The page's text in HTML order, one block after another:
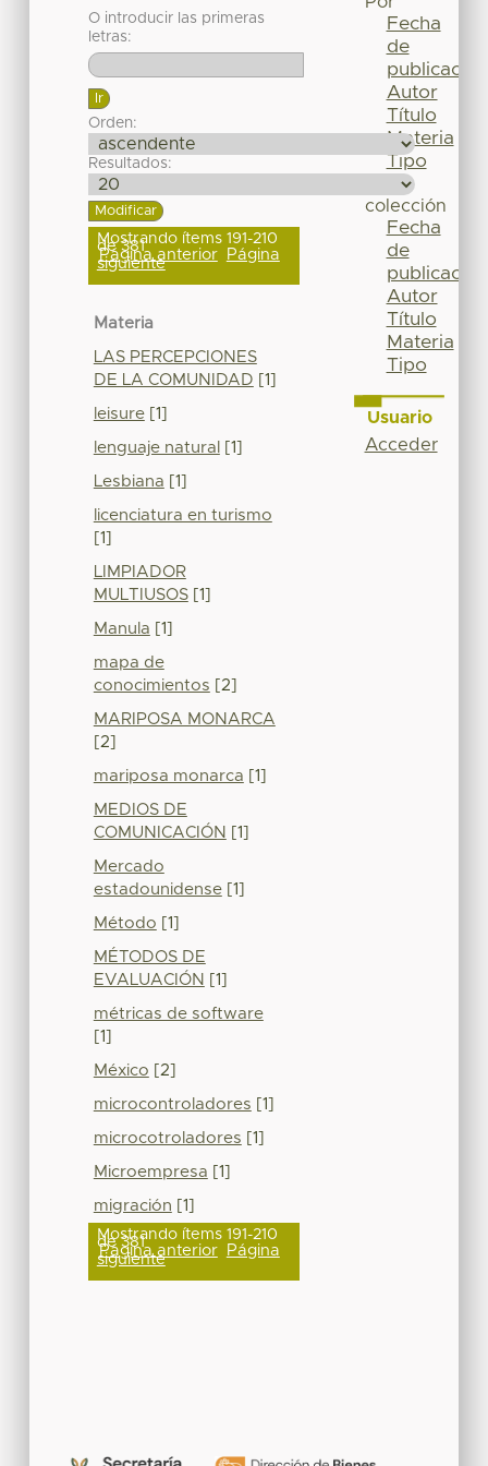
O introducir las primeras
letras:
Orden:
Resultados:
Mostrando ítems 191-210
de 381
Página anterior Página
siguiente
Materia
LAS PERCEPCIONES
DE LA COMUNIDAD [1]
leisure[1]
lenguaje natural [1]
Lesbiana [1]
licenciatura en turismo
[1]
LIMPIADOR
MULTIUSOS[1]
Manula [1]
mapa de
conocimientos [2]
MARIPOSA MONARCA
[2]
mariposa monarca [1]
MEDIOS DE
COMUNICACIÓN [1]
Mercado
estadounidense[1]
Método [1]
MÉTODOS DE
EVALUACIÓN [1]
métricas de software
[1]
México [2]
microcontroladores [1]
microcotroladores [1]
Microempresa [1]
migración [1]
Mostrando ítems 191-210
de 381
Página anterior Página
siguiente
Fecha
de
publicación
Autor
Título
Materia
Tipo
colección
Fecha
de
publicación
Autor
Título
Materia
Tipo
Usuario
Acceder